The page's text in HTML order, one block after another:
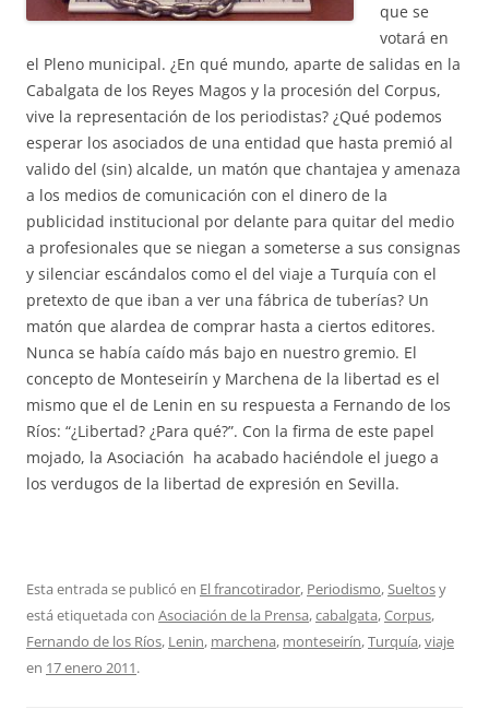
que se
votará en
el Pleno municipal. ¿En qué mundo, aparte de salidas en la
Cabalgata de los Reyes Magos y la procesión del Corpus,
vive la representación de los periodistas? ¿Qué podemos
esperar los asociados de una entidad que hasta premió al
valido del (sin) alcalde, un matón que chantajea y amenaza
a los medios de comunicación con el dinero de la
publicidad institucional por delante para quitar del medio
a profesionales que se niegan a someterse a sus consignas
y silenciar escándalos como el del viaje a Turquía con el
pretexto de que iban a ver una fábrica de tuberías? Un
matón que alardea de comprar hasta a ciertos editores.
Nunca se había caído más bajo en nuestro gremio. El
concepto de Monteseirín y Marchena de la libertad es el
mismo que el de Lenin en su respuesta a Fernando de los
Ríos: “¿Libertad? ¿Para qué?”. Con la firma de este papel
mojado, la Asociación ha acabado haciéndole el juego a
los verdugos de la libertad de expresión en Sevilla.
Esta entrada se publicó en El francotirador, Periodismo,Sueltosy
está etiquetada con Asociación de la Prensa,cabalgata,Corpus,
Fernando de los Ríos, Lenin, marchena, monteseirín,Turquía,viaje
en 17 enero 2011.